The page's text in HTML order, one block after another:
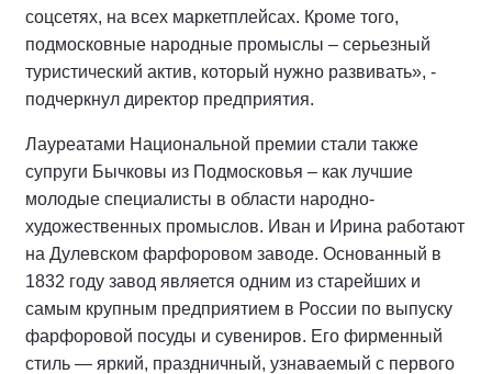
соцсетях, на всех маркетплейсах. Кроме того,
подмосковные народные промыслы – серьезный
туристический актив, который нужно развивать», -
подчеркнул директор предприятия.
Лауреатами Национальной премии стали также
супруги Бычковы из Подмосковья – как лучшие
молодые специалисты в области народно-
художественных промыслов. Иван и Ирина работают
на Дулевском фарфоровом заводе. Основанный в
1832 году завод является одним из старейших и
самым крупным предприятием в России по выпуску
фарфоровой посуды и сувениров. Его фирменный
стиль — яркий, праздничный, узнаваемый с первого